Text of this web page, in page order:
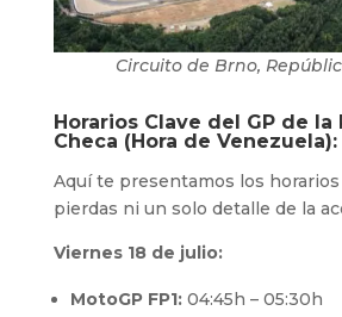
Circuito de Brno,
Horarios Clave del GP de la
Checa (Hora de Venezuela):
Aquí te presentamos los
pierdas ni un solo detalle de la
Viernes 18 de julio:
MotoGP FP1:04:45h – 05:30h